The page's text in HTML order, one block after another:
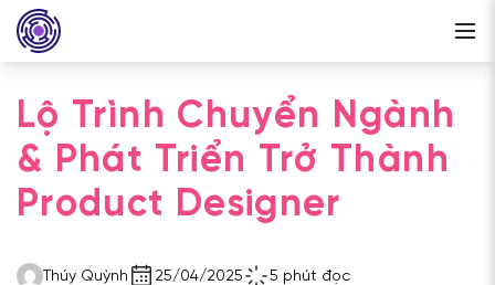
Lộ Trình Chuyển Ngành
& Phát Triển Trở Thành
Product Designer
Thúy Quỳnh 25/04/2025 5 phút đọc